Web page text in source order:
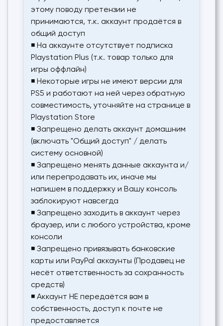
этому поводу претензии не
принимаются, т.к. аккаунт продаётся в
общий доступ
◾ На аккаунте отсутствует подписка
Playstation Plus (т.к. товар только для
игры оффлайн)
◾ Некоторые игры не имеют версии для
PS5 и работают на ней через обратную
совместимость, уточняйте на странице в
Playstation Store
◾ Запрещено делать аккаунт домашним
(включать "Общий доступ" / делать
систему основной)
◾ Запрещено менять данные аккаунта и/
или перепродавать их, иначе мы
напишем в поддержку и Вашу консоль
заблокируют навсегда
◾ Запрещено заходить в аккаунт через
браузер, или с любого устройства, кроме
консоли
◾ Запрещено привязывать банковские
карты или PayPal аккаунты (Продавец не
несёт ответственность за сохранность
средств)
◾ Аккаунт НЕ передаётся вам в
собственность, доступ к почте не
предоставляется